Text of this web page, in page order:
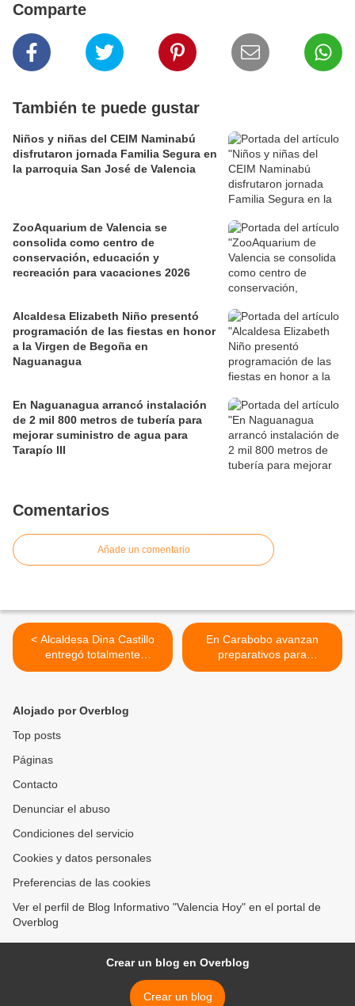
Comparte
También te puede gustar
Niños y niñas del CEIM Naminabú
disfrutaron jornada Familia Segura en
la parroquia San José de Valencia
ZooAquarium de Valencia se
consolida como centro de
conservación, educación y
recreación para vacaciones 2026
Alcaldesa Elizabeth Niño presentó
programación de las fiestas en honor
a la Virgen de Begoña en
Naguanagua
En Naguanagua arrancó instalación
de 2 mil 800 metros de tubería para
mejorar suministro de agua para
Tarapío III
Comentarios
Añade un comentario
< Alcaldesa Dina Castillo
entregó totalmente
renovado Parque "Los
En Carabobo avanzan
preparativos para
celebración del Día Mundial
Alojado por Overblog
Top posts
Páginas
Contacto
Denunciar el abuso
Condiciones del servicio
Cookies y datos personales
Preferencias de las cookies
Ver el perfil de Blog Informativo "Valencia Hoy" en el portal de
Overblog
Crear un blog en Overblog
Crear un blog